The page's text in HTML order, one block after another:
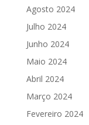
Agosto 2024
Julho 2024
Junho 2024
Maio 2024
Abril 2024
Março 2024
Fevereiro 2024